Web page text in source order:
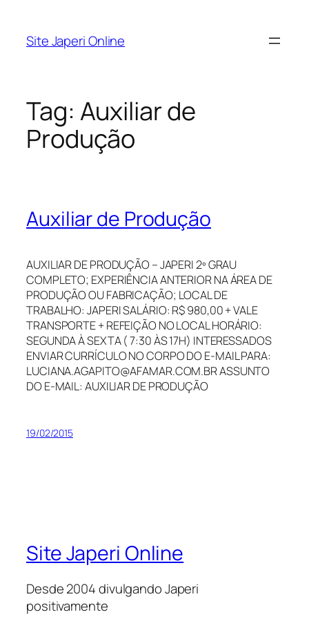
Site Japeri Online
Tag: Auxiliar de
Produção
Auxiliar de Produção
AUXILIAR DE PRODUÇÃO – JAPERI 2º GRAU
COMPLETO; EXPERIÊNCIA ANTERIOR NA ÁREA DE
PRODUÇÃO OU FABRICAÇÃO; LOCAL DE
TRABALHO: JAPERI SALÁRIO: R$ 980,00 + VALE
TRANSPORTE + REFEIÇÃO NO LOCAL HORÁRIO:
SEGUNDA À SEXTA ( 7:30 ÀS 17H) INTERESSADOS
ENVIAR CURRÍCULO NO CORPO DO E-MAIL PARA:
LUCIANA.AGAPITO@AFAMAR.COM.BR ASSUNTO
DO E-MAIL: AUXILIAR DE PRODUÇÃO
19/02/2015
Site Japeri Online
Desde 2004 divulgando Japeri
positivamente